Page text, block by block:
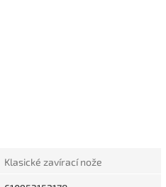
Klasické zavírací nože